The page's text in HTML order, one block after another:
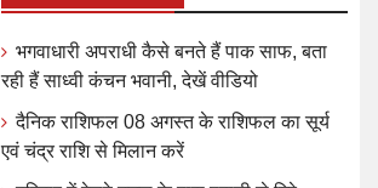
भगवाधारी अपराधी कैसे बनते हैं पाक साफ, बता
रही हैं साध्वी कंचन भवानी, देखें वीडियो
दैनिक राशिफल 08 अगस्त के राशिफल का सूर्य
एवं चंद्र राशि से मिलान करें